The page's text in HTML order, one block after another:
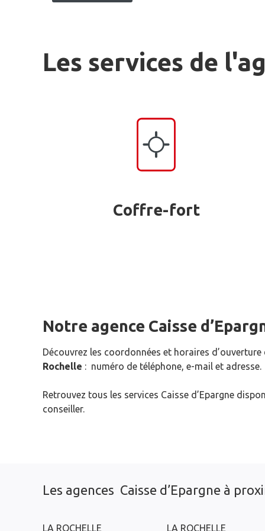
Les services de
Coffre-fort
Notre agence Caisse
Découvrez les coordonnées et horaires d’ouverture
Rochelle : numéro de téléphone, e-mail et adresse.
Retrouvez tous les services Caisse d’Epargne
conseiller.
Les agences Caisse d’Epargne à
LA ROCHELLE LA ROCHELLE